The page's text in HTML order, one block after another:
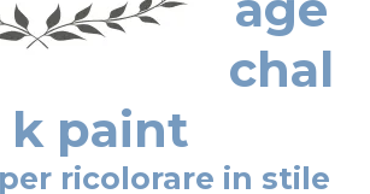
chal
k paint
ricolorare in stile